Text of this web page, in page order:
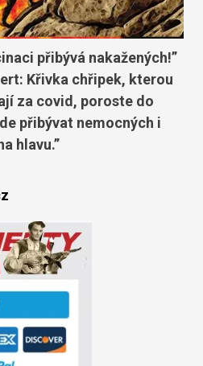
přibývá nakažených!”
Křivka chřipek, kterou
za covid, poroste do
přibývat nemocných i
hlavu.”